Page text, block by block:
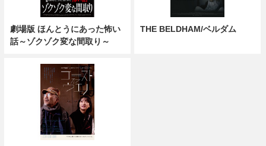
劇場版 ほんとうにあった怖い
話～ゾクゾク変な間取り～
THE BELDHAM/ベルダム